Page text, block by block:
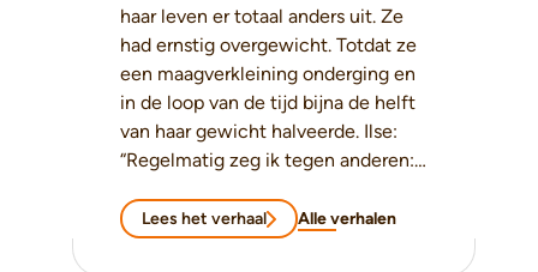
haar leven er totaal anders uit. Ze
had ernstig overgewicht. Totdat ze
een maagverkleining onderging en
in de loop van de tijd bijna de helft
van haar gewicht halveerde. Ilse:
“Regelmatig zeg ik tegen anderen:
Lees het verhaal Alle verhalen